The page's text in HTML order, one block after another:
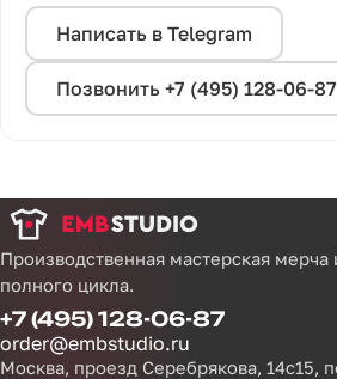
Написать в Telegram
Позвонить +7 (495) 128-06-87
Производственная мастерская
полного цикла.
+7 (495) 128-06-87
order@embstudio.ru
Москва, проезд Серебрякова, 14с15,